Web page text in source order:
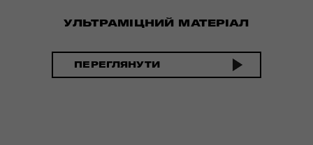
УЛЬТРАМІЦНИЙ МАТЕРІАЛ
ПЕРЕГЛЯНУТИ